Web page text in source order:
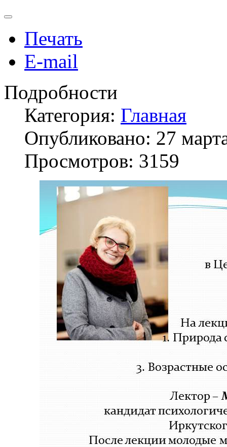
Печать
E-mail
Подробности
Категория: Главная
Опубликовано: 27
Просмотров: 3159